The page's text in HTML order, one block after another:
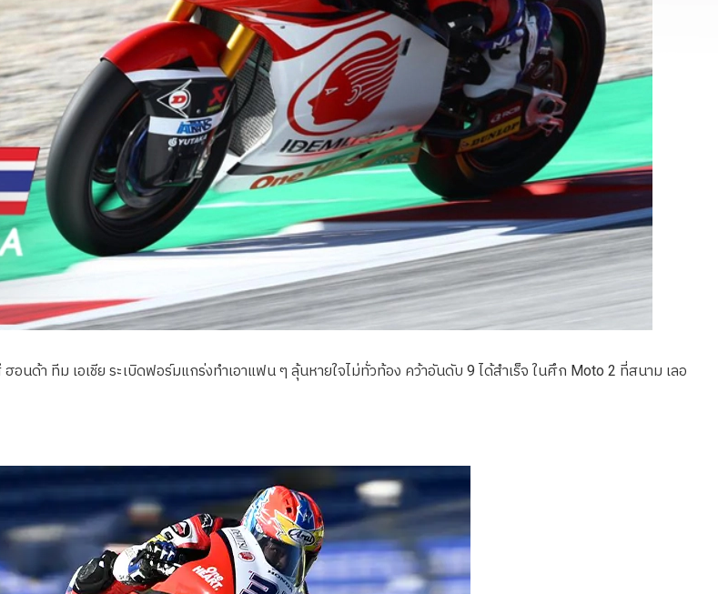
ด้า ทีม เอเชีย ระเบิดฟอร์มแกร่งทำเอาแฟน ๆ ลุ้นหายใจไม่ทั่วท้อง คว้าอันดับ 9 ได้สำเร็จ ในศึก Moto 2 ที่สนาม เลอ